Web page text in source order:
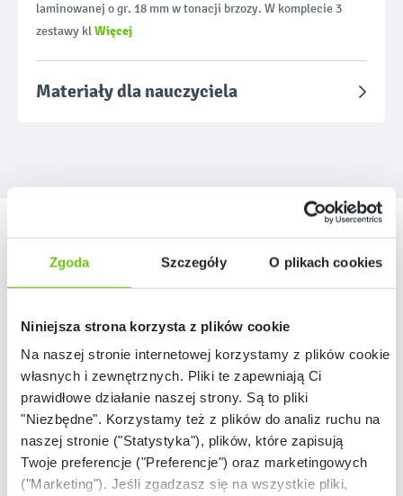
Zgoda Szczegóły O plikach cookies
Niniejsza strona korzysta z plików cookie
Na naszej stronie internetowej korzystamy z plików cookie:
własnych i zewnętrznych. Pliki te zapewniają Ci
prawidłowe działanie naszej strony. Są to pliki
"Niezbędne". Korzystamy też z plików do analiz ruchu na
naszej stronie ("Statystyka"), plików, które zapisują
Twoje preferencje ("Preferencje") oraz marketingowych
("Marketing"). Jeśli zgadzasz się na wszystkie pliki,
laminowanej o gr. 18 mm w tonacji brzozy. W komplecie 3
zestawy klWięcej
Materiały dla nauczyciela